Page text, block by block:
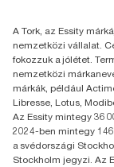
H-1021
Budakeszi út
A Tork, az Essity
nemzetközi vállalat.
fokozzuk a jólétet.
nemzetközi
márkák, például
Libresse, Lotus,
Az Essity mintegy 36
2024-ben mintegy
a svédországi
Stockholm jegyzi. Az